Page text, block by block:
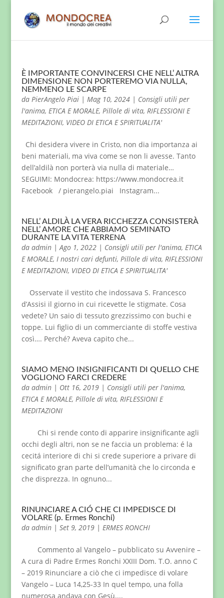
È IMPORTANTE CONVINCERSI CHE NELL’ ALTRA
DIMENSIONE NON PORTEREMO VIA NULLA,
NEMMENO LE SCARPE
da PierAngelo Piai| Mag 10, 2024| Consigli utili per
l'anima, ETICA E MORALE, Pillole di vita, RIFLESSIONI E
MEDITAZIONI, VIDEO DI ETICA E SPIRITUALITA'
Chi desidera vivere in Cristo, non dia importanza ai
beni materiali, ma viva come se non li avesse. Tanto
dell’aldilà non porterà via nulla di materiale…
SEGUIMI: Mondocrea: https://www.mondocrea.it
Facebook / pierangelo.piai Instagram...
NELL’ ALDILÀ LA VERA RICCHEZZA CONSISTERÀ
NELL’ AMORE CHE ABBIAMO SEMINATO
DURANTE LA VITA TERRENA
da admin|Ago 1, 2022| Consigli utili per l'anima, ETICA
E MORALE, I nostri cari defunti, Pillole di vita, RIFLESSIONI
E MEDITAZIONI, VIDEO DI ETICA E SPIRITUALITA'
Osservate il vestito che indossava S. Francesco
d’Assisi il giorno in cui ricevette le stigmate. Cosa
vedete? Un saio di tessuto grezzissimo con buchi e
toppe. Lui figlio di un commerciante di stoffe vestiva
così…. Perché? Aveva capito che...
SIAMO MENO INSIGNIFICANTI DI QUELLO CHE
VOGLIONO FARCI CREDERE
da admin| Ott 16, 2019| Consigli utili per l'anima,
ETICA E MORALE, Pillole di vita, RIFLESSIONI E
MEDITAZIONI
Chi si rende conto di apparire insignificante agli
occhi degli altri, non se ne faccia un problema: é la
cecitá interiore di chi si crede superiore a privare di
significato gran parte dell’umanità che lo circonda e
che disprezza. In ognuno...
RINUNCIARE A CIÓ CHE CI IMPEDISCE DI
VOLARE (p. Ermes Ronchi)
da admin| Set 9, 2019| ERMES RONCHI
Commento al Vangelo – pubblicato su Avvenire –
A cura di Padre Ermes Ronchi XXIII Dom. T.O. anno C
– 2019 Rinunciare a ciò che ci impedisce di volare
Vangelo – Luca 14,25-33 In quel tempo, una folla
numerosa andava con Gesù....